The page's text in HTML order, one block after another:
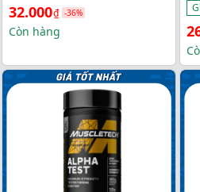
Giá
gốc
50.000₫.
32.000₫
Giá
hiện
là:
32.000₫.
-36%
Còn hàng
là: